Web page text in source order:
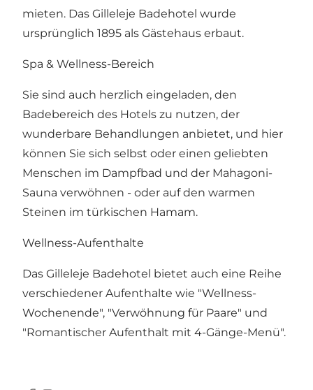
mieten. Das Gilleleje Badehotel wurde
ursprünglich 1895 als Gästehaus erbaut.
Spa & Wellness-Bereich
Sie sind auch herzlich eingeladen, den
Badebereich des Hotels zu nutzen, der
wunderbare Behandlungen anbietet, und hier
können Sie sich selbst oder einen geliebten
Menschen im Dampfbad und der Mahagoni-
Sauna verwöhnen - oder auf den warmen
Steinen im türkischen Hamam.
Wellness-Aufenthalte
Das Gilleleje Badehotel bietet auch eine Reihe
verschiedener Aufenthalte wie "Wellness-
Wochenende", "Verwöhnung für Paare" und
"Romantischer Aufenthalt mit 4-Gänge-Menü".